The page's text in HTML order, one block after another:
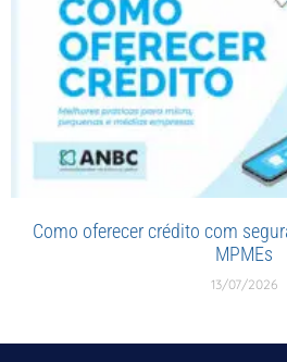
Como oferecer crédito com
MPMEs
13/07/2026